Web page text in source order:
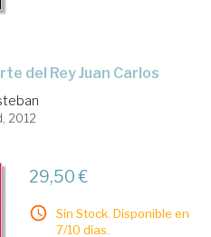
del Rey Juan Carlos
2012
29,50 €
Sin Stock. Disponible en
7/10 días.